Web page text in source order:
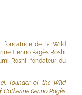
fondatrice de la Wild
Genno Pagès Roshi
Roshi, fondateur du
founder of the Wild
Genno Pagès